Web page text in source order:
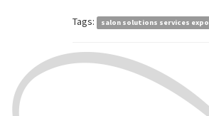
Tags: salon solutions services expo